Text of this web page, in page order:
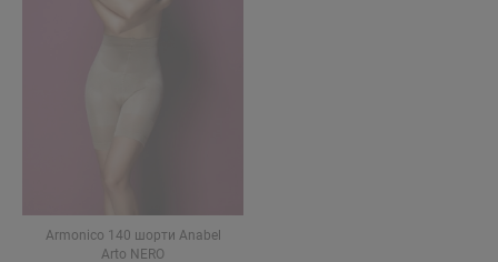
Armonico 140 шорти Anabel
Arto NERO